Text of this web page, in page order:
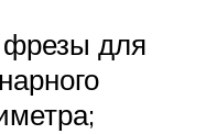
фрезы для